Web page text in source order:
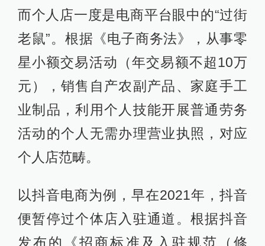
而个人店一度是电商平台眼中的“过街
老鼠”。根据《电子商务法》，从事零
星小额交易活动（年交易额不超10万
元），销售自产农副产品、家庭手工
业制品，利用个人技能开展普通劳务
活动的个人无需办理营业执照，对应
个人店范畴。
以抖音电商为例，早在2021年，抖音
便暂停过个体店入驻通道。根据抖音
发布的《招商标准及入驻规范（修